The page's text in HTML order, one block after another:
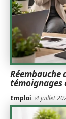
Réembauche
témoignages
Emploi 4 juillet